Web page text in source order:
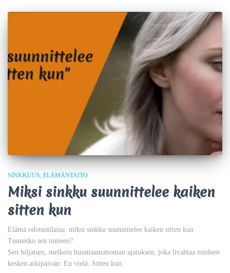
SINKKUUS ELÄMÄNTAITO
Miksi sinkku suunnittelee kaiken
sitten kun
Elämä odotustilassa: miksi sinkku suunnittelee kaiken sitten kun
Tunnetko sen tunteen?
Sen hiljaisen, melkein huomaamattoman ajatuksen, joka livahtaa mieleen
kesken arkipäivän: En vielä. Sitten kun.